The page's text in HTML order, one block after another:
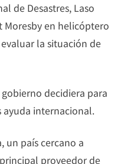
de Desastres, Laso
Moresby en helicóptero
la situación de
decidiera para
ayuda internacional.
un país cercano a
proveedor de